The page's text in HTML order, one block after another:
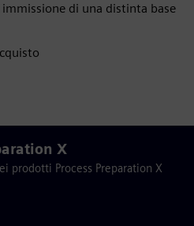
di una distinta base
X
prodotti Process Preparation X